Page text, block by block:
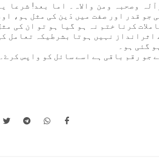
وصحبہ ومن والاہ۔ اما بعد! شرعا
جو قدر اور صفت میں دَین کی مثل ہو،
کرنا ختم نہ ہو گیا ہو تو ان کی
اثرانداز نہیں ہوتا بشرطیکہ تعامل
گئی ہو۔
جو رقم باقی ہے اسے سائل کو واپس کرۓ۔